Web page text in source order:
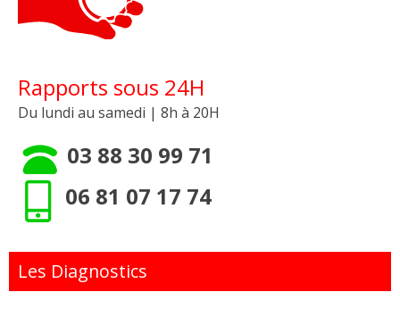
Rapports sous 24H
Du lundi au samedi | 8h à 20H
03 88 30 99 71
06 81 07 17 74
Les Diagnostics